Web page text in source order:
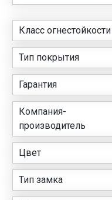
Класс огнестойкости
Тип покрытия
Гарантия
Компания-
производитель
Цвет
Тип замка